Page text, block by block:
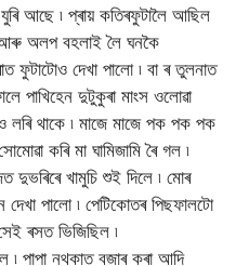
আছে ৷ প্ৰায় কতিৰফুটালৈ আছিল
আৰু অলপ বহলাই লৈ ঘনকৈ
ফুটাটোও দেখা পালো ৷ বা ৰ তুলনাত
পাখিহেন দুটুকুৰা মাংস ওলোৱা
লৰি থাকে ৷ মাজে মাজে পক পক পক
কৰি মা ঘামিজামি ৰৈ গল ৷
খামুচি শুই দিলে ৷ মোৰ
পালো ৷ পেটিকোতৰ পিছফালটো
ৰসত ভিজিছিল ৷
৷ পাপা নথকাত বজাৰ কৰা আদি